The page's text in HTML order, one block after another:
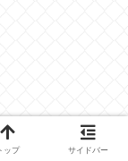
ップ サイドバー